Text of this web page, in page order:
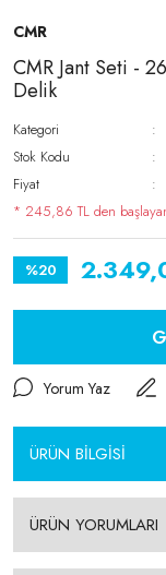
CMR
CMR Jant Seti -
Delik
Kategori
Stok Kodu
Fiyat
* 245,86 TL den
%20
Yorum Yaz
ÜRÜN BİLGİSİ
ÜRÜN YORUMLARI